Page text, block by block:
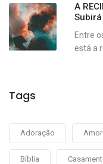
A
Subirá
Entre
está a
Tags
Adoração Amor
Bíblia